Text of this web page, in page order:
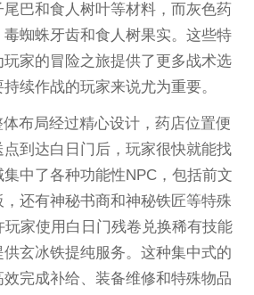
巴和食人树叶等材料，而灰色药
蜘蛛牙齿和食人树果实。这些特
家的冒险之旅提供了更多战术选
续作战的玩家来说尤为重要。
布局经过精心设计，药店位置便
到达白日门后，玩家很快就能找
中了各种功能性NPC，包括前文
还有神秘书商和神秘铁匠等特殊
玩家使用白日门残卷兑换稀有技能
玄冰铁提纯服务。这种集中式的
完成补给、装备维修和特殊物品